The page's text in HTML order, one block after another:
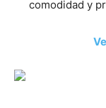
comodidad y